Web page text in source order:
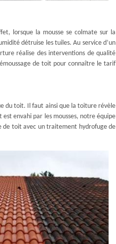
lorsque la mousse se colmate sur la
détruise les tuiles. Au service d’un
réalise des interventions de qualité
de toit pour connaître le tarif
du toit. Il faut ainsi que la toiture révèle
envahi par les mousses, notre équipe
de toit avec un traitement hydrofuge de